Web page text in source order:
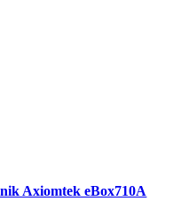
Axiomtek eBox710A